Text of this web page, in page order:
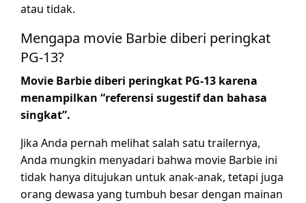
atau tidak.
Mengapa movie Barbie diberi peringkat
PG-13?
Movie Barbie diberi peringkat PG-13 karena
menampilkan “referensi sugestif dan bahasa
singkat”.
Jika Anda pernah melihat salah satu trailernya,
Anda mungkin menyadari bahwa movie Barbie ini
tidak hanya ditujukan untuk anak-anak, tetapi juga
orang dewasa yang tumbuh besar dengan mainan